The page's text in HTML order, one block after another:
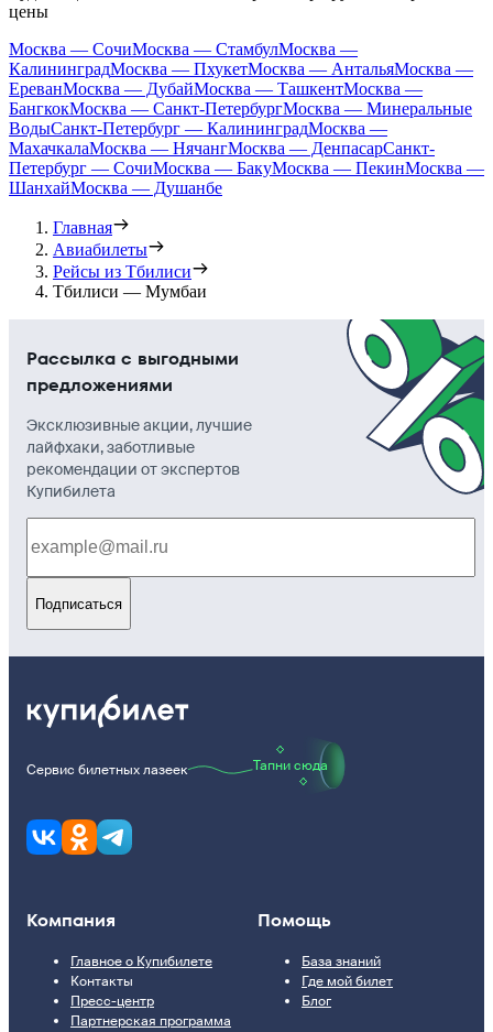
цены
Москва — СочиМосква — СтамбулМосква —
КалининградМосква — ПхукетМосква — АнтальяМосква —
ЕреванМосква — ДубайМосква — ТашкентМосква —
БангкокМосква — Санкт-ПетербургМосква — Минеральные
ВодыСанкт-Петербург — КалининградМосква —
МахачкалаМосква — НячангМосква — ДенпасарСанкт-
Петербург — СочиМосква — БакуМосква — ПекинМосква —
ШанхайМосква — Душанбе
Главная
Авиабилеты
Рейсы из Тбилиси
Тбилиси — Мумбаи
Рассылка с выгодными
предложениями
Эксклюзивные акции, лучшие
лайфхаки, заботливые
рекомендации от экспертов
Купибилета
Подписаться
Сервис билетных лазеек Тапни сюда
Компания
Главное о Купибилете
Контакты
Пресс-центр
Партнерская программа
Помощь
База знаний
Где мой билет
Блог